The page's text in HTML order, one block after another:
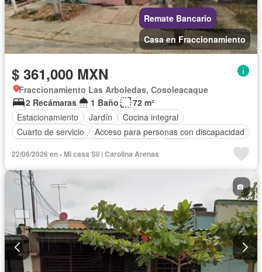
Remate Bancario
Casa en Fraccionamiento
$ 361,000 MXN
Fraccionamiento Las Arboledas, Cosoleacaque
2 Recámaras
1 Baño
72 m²
Estacionamiento
Jardín
Cocina integral
Cuarto de servicio
Acceso para personas con discapacidad
Cuarto de Limpieza
Televisión por cable
Zonas verdes
Permite mascotas
22/06/2026 en - Mi casa Sii | Carolina Arenas